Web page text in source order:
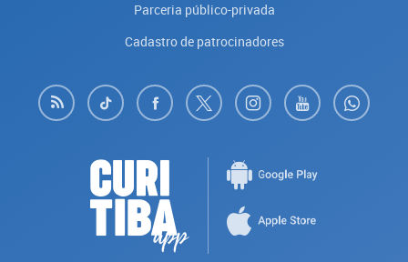
Parceria público-privada
Cadastro de patrocinadores